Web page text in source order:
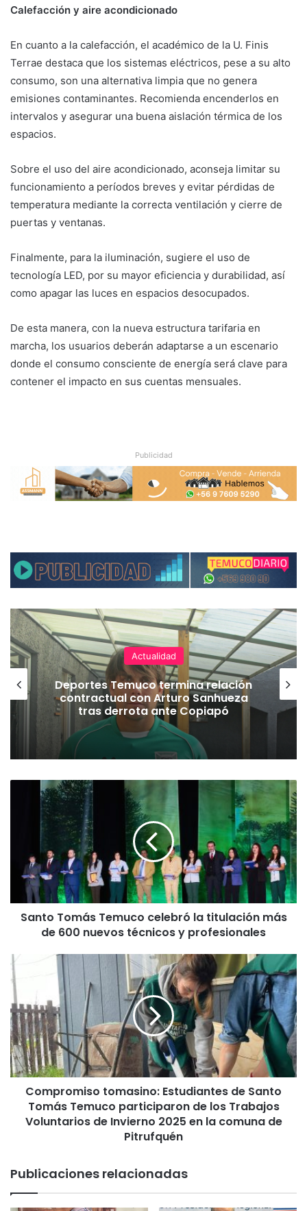
Calefacción y aire acondicionado
En cuanto a la calefacción, el académico de la U. Finis
Terrae destaca que los sistemas eléctricos, pese a su alto
consumo, son una alternativa limpia que no genera
emisiones contaminantes. Recomienda encenderlos en
intervalos y asegurar una buena aislación térmica de los
espacios.
Sobre el uso del aire acondicionado, aconseja limitar su
funcionamiento a períodos breves y evitar pérdidas de
temperatura mediante la correcta ventilación y cierre de
puertas y ventanas.
Finalmente, para la iluminación, sugiere el uso de
tecnología LED, por su mayor eficiencia y durabilidad, así
como apagar las luces en espacios desocupados.
De esta manera, con la nueva estructura tarifaria en
marcha, los usuarios deberán adaptarse a un escenario
donde el consumo consciente de energía será clave para
contener el impacto en sus cuentas mensuales.
Publicidad
Actualidad
Deportes Temuco termina relación
contractual con Arturo Sanhueza
tras derrota ante Copiapó
á
m
u
c
o
c
e
l
e
b
t
Santo Tomás Temuco celebró la titulación más
de 600 nuevos técnicos y profesionales
C
o
m
p
r
o
m
i
s
i
n
o
Compromiso tomasino: Estudiantes de Santo
Tomás Temuco participaron de los Trabajos
Voluntarios de Invierno 2025 en la comuna de
Pitrufquén
Publicaciones relacionadas